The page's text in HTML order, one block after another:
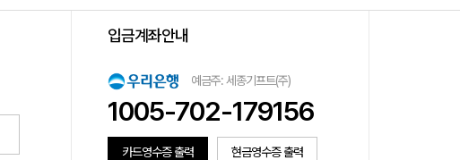
입금계좌안내
예금주: 세종기프트(주)
1005-702-179156
카드영수증 출력 현금영수증 출력